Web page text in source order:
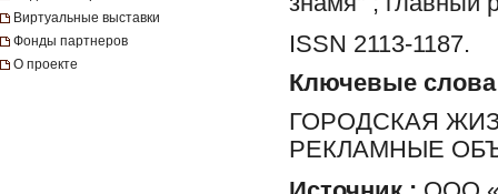
Виртуальные выставки
Фонды партнеров
О проекте
ISSN 2113-1187.
Ключевые слова
ГОРОДСКАЯ
РЕКЛАМНЫЕ